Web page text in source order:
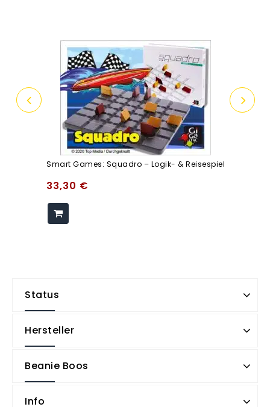
Smart Games: Squadro – Logik- & Reisespiel
33,30 €
Status
Hersteller
Beanie Boos
Info